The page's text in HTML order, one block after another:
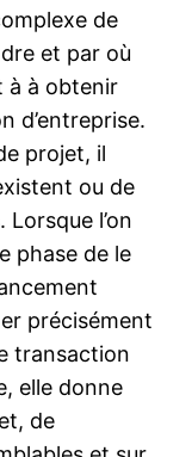
de
et par où
à à obtenir
d’entreprise.
projet, il
ou de
l’on
phase de le
précisément
transaction
elle donne
de